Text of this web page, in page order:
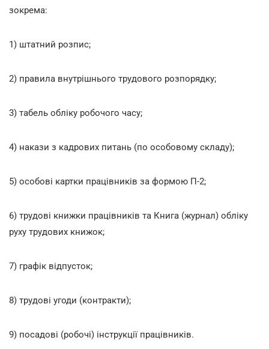
зокрема:
1) штатний розпис;
2) правила внутрішнього трудового розпорядку;
3) табель обліку робочого часу;
4) накази з кадрових питань (по особовому складу);
5) особові картки працівників за формою П-2;
6) трудові книжки працівників та Книга (журнал) обліку
руху трудових книжок;
7) графік відпусток;
8) трудові угоди (контракти);
9) посадові (робочі) інструкції працівників.